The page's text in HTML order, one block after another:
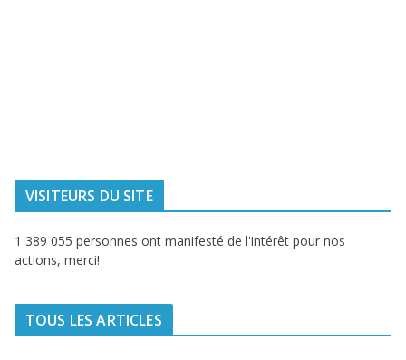
VISITEURS DU SITE
1 389 055 personnes ont manifesté de l'intérêt pour nos
actions, merci!
TOUS LES ARTICLES